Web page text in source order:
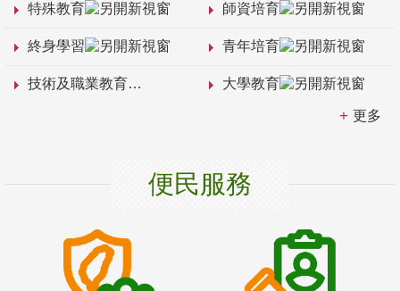
特殊教育 師資培育
終身學習 青年培育
技術及職業教育 大學教育
更多
便民服務